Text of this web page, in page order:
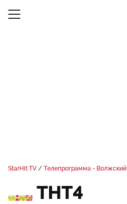
StarHit TV Телепрограмма - Волжский
ТНТ4